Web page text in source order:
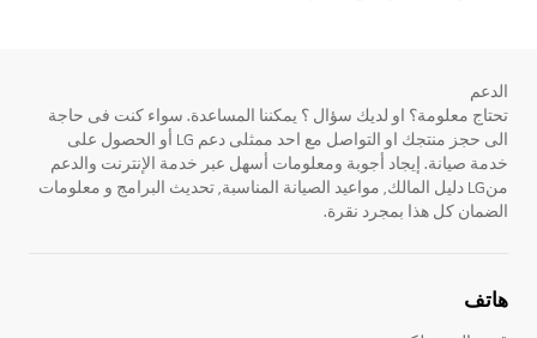
الدعم
تحتاج معلومة؟ او لديك سؤال ؟ يمكننا المساعدة. سواء كنت فى حاجة
الى حجز منتجك او التواصل مع احد ممثلى دعم LG أو الحصول على
خدمة صيانة. إيجاد أجوبة ومعلومات أسهل عبر خدمة الإنترنت والدعم
منLG دليل المالك, مواعيد الصيانة المناسبة, تحديث البرامج و معلومات
الضمان كل هذا بمجرد نقرة.
هاتف